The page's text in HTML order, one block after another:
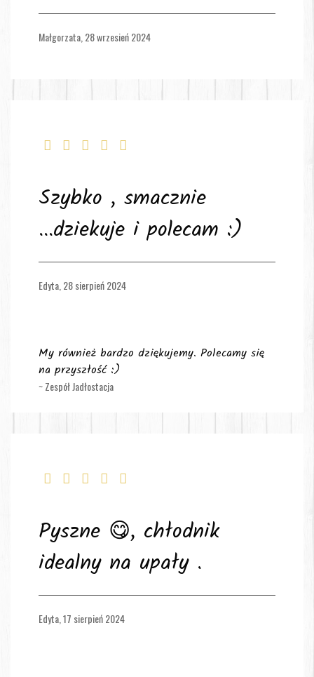
Małgorzata,28 wrzesień 2024
Szybko , smacznie
...dziekuje i polecam :)
Edyta,28 sierpień 2024
My również bardzo dziękujemy. Polecamy się
na przyszłość :)
~ Zespół Jadłostacja
Pyszne 😋, chłodnik
idealny na upały .
Edyta,17 sierpień 2024